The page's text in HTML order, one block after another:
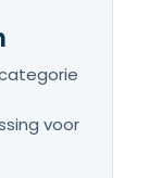
voor